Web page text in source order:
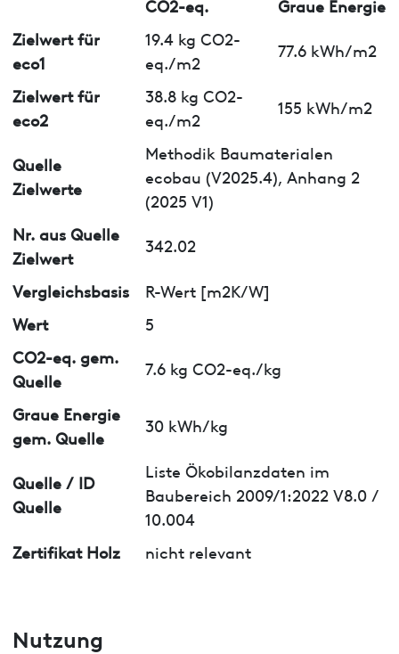
CO2-eq.
Graue Energie
Zielwert für
eco1
19.4 kg CO2-
eq./m2
77.6 kWh/m2
Zielwert für
eco2
38.8 kg CO2-
eq./m2
155 kWh/m2
Quelle
Zielwerte
Methodik Baumaterialen
ecobau (V2025.4), Anhang 2
(2025 V1)
Nr. aus Quelle
Zielwert
342.02
Vergleichsbasis
R-Wert [m2K/W]
Wert
5
CO2-eq. gem.
Quelle
7.6 kg CO2-eq./kg
Graue Energie
gem. Quelle
30 kWh/kg
Quelle / ID
Quelle
Liste Ökobilanzdaten im
Baubereich 2009/1:2022 V8.0 /
10.004
Zertifikat Holz
nicht relevant
Nutzung